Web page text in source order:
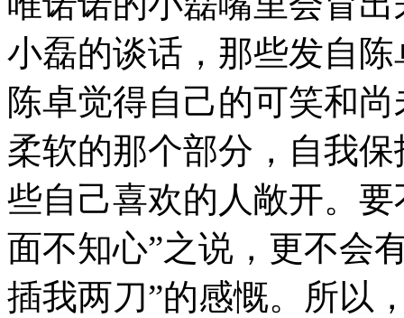
小磊的谈话，那些发自
陈卓觉得自己的可笑和
柔软的那个部分，自我
些自己喜欢的人敞开。
面不知心”之说，更不会
插我两刀”的感慨。所以